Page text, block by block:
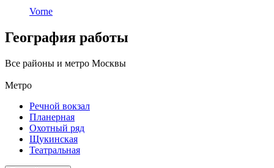
Vorne
География работы
Все районы и метро Москвы
Метро
Речной вокзал
Планерная
Охотный ряд
Щукинская
Театральная